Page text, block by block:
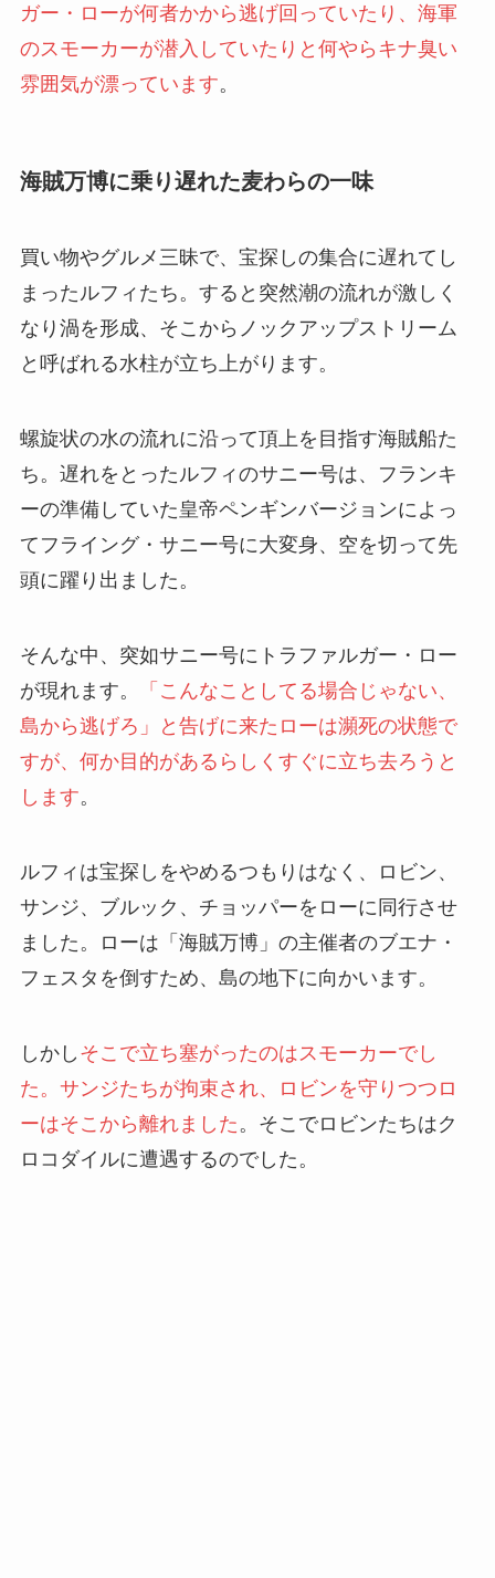
ガー・ローが何者かから逃げ回っていたり、海軍
のスモーカーが潜入していたりと何やらキナ臭い
雰囲気が漂っています。
海賊万博に乗り遅れた麦わらの一味
買い物やグルメ三昧で、宝探しの集合に遅れてし
まったルフィたち。すると突然潮の流れが激しく
なり渦を形成、そこからノックアップストリーム
と呼ばれる水柱が立ち上がります。
螺旋状の水の流れに沿って頂上を目指す海賊船た
ち。遅れをとったルフィのサニー号は、フランキ
ーの準備していた皇帝ペンギンバージョンによっ
てフライング・サニー号に大変身、空を切って先
頭に躍り出ました。
そんな中、突如サニー号にトラファルガー・ロー
が現れます。
「こんなことしてる場合じゃない、
島から逃げろ」と告げに来たローは瀕死の状態で
すが、何か目的があるらしくすぐに立ち去ろうと
します。
ルフィは宝探しをやめるつもりはなく、ロビン、
サンジ、ブルック、チョッパーをローに同行させ
ました。ローは「海賊万博」の主催者のブエナ・
フェスタを倒すため、島の地下に向かいます。
しかし そこで立ち塞がったのはスモーカーでし
た。サンジたちが拘束され、ロビンを守りつつロ
ーはそこから離れました 。そこでロビンたちはク
ロコダイルに遭遇するのでした。